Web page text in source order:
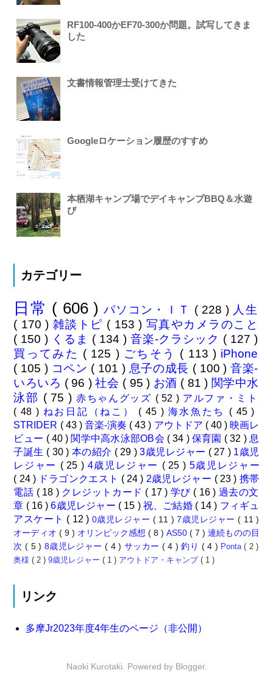
RF100-400かEF70-300か問題。試写してきま
した
文書情報管理士受けてきた
Googleロケーション履歴のすすめ
本栖湖キャンプ場でデイキャンプBBQ＆水遊
び
カテゴリー
日常 ( 606 )パソコン・ＩＴ ( 228 ) 人生
( 170 ) 雑談トピ ( 153 ) 写真やカメラのこと
( 150 ) くるま ( 134 ) 音楽-クラシック ( 127 )
買ってみた ( 125 ) ごちそう ( 113 ) iPhone
( 105 ) コペン ( 101 ) 息子の成長 ( 100 )音楽-
いろいろ ( 96 )社会 ( 95 ) お酒 ( 81 ) 関学中水
泳部 ( 75 ) 赤ちゃんグッズ ( 52 ) アルファ・ミト
( 48 ) ねお日記（ねこ） ( 45 ) 海水魚たち ( 45 )
STRIDER ( 43 ) 音楽-演奏 ( 43 ) アウトドア ( 40 ) 映画レ
ビュー ( 40 ) 関学中高水泳部OB会 ( 34 ) 保育園 ( 32 ) 息
子誕生 ( 30 ) 本の紹介 ( 29 )3歳児レジャー ( 27 ) 1歳児
レジャー ( 25 ) 4歳児レジャー ( 25 ) 5歳児レジャー
( 24 ) ドラゴンクエスト ( 24 ) 2歳児レジャー ( 23 ) 携帯
電話 ( 18 ) クレジットカード ( 17 ) 学び ( 16 ) 過去の文
章 ( 16 )6歳児レジャー ( 15 ) 祝、ご結婚 ( 14 ) フィギュ
アスケート ( 12 ) 0歳児レジャー ( 11 )7歳児レジャー( 11 )
オーディオ ( 9 ) オリンピック感想( 8 )AS50( 7 )連続ものの目
次( 5 ) 8歳児レジャー( 4 ) サッカー ( 4 )釣り ( 4 ) Ponta( 2 )
奥様( 2 )9歳児レジャー( 1 ) アウトドア・キャンプ( 1 )
リンク
多摩Jr2023年度4年生のページ（非公開）
Naoki Kurotaki. Powered by Blogger.